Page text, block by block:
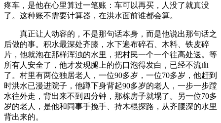
疼车，是他在心里算过一笔账：车可以再买，人没了就真没
了。这种账不需要计算器，在洪水面前谁都会算。
真正让人动容的，不是那句话本身，而是他说出那句话之
后做的事。积水最深处齐膝，水下遍布碎石、木料、铁皮碎
片，他就泡在那样浑浊的水里，把村民一个一个往高处送。等
所有人安全了，他才发现腿上的伤口泡得发白，已经不流血
了。村里有两位独居老人，一位90多岁，一位70多岁，他赶到
时洪水已漫进院子，他蹲下身背起90多岁的老人，一步一步蹚
水往外走，背出来不到四分钟，那栋房子就塌了。另一位70多
岁的老人，是他和同事手挽手、持木棍探路，从齐腰深的水里
背出来的。